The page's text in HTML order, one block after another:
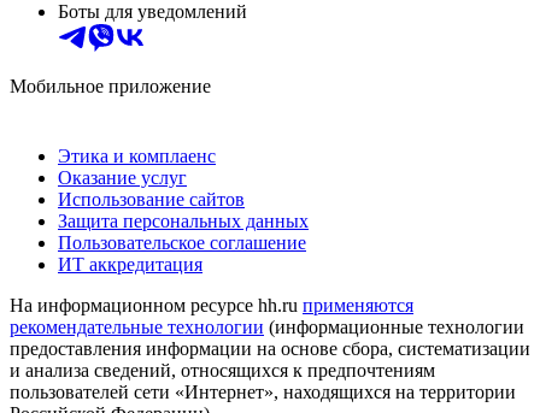
Боты для уведомлений
Мобильное приложение
Этика и комплаенс
Оказание услуг
Использование сайтов
Защита персональных данных
Пользовательское соглашение
ИТ аккредитация
На информационном ресурсе hh.ru применяются
рекомендательные технологии (информационные технологии
предоставления информации на основе сбора, систематизации
и анализа сведений, относящихся к предпочтениям
пользователей сети «Интернет», находящихся на территории